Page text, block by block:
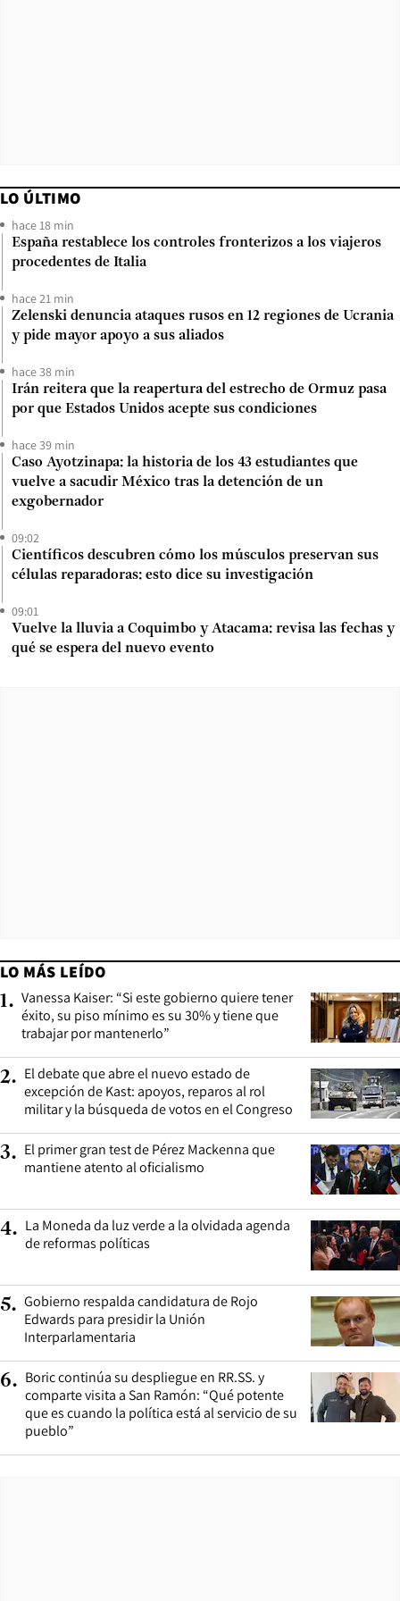
LO ÚLTIMO
hace 18 min
España restablece los controles fronterizos a los viajeros
procedentes de Italia
hace 21 min
Zelenski denuncia ataques rusos en 12 regiones de Ucrania
y pide mayor apoyo a sus aliados
hace 38 min
Irán reitera que la reapertura del estrecho de Ormuz pasa
por que Estados Unidos acepte sus condiciones
hace 39 min
Caso Ayotzinapa: la historia de los 43 estudiantes que
vuelve a sacudir México tras la detención de un
exgobernador
09:02
Científicos descubren cómo los músculos preservan sus
células reparadoras: esto dice su investigación
09:01
Vuelve la lluvia a Coquimbo y Atacama: revisa las fechas y
qué se espera del nuevo evento
LO MÁS LEÍDO
1. Vanessa Kaiser: “Si este gobierno quiere tener
éxito, su piso mínimo es su 30% y tiene que
trabajar por mantenerlo”
2. El debate que abre el nuevo estado de
excepción de Kast: apoyos, reparos al rol
militar y la búsqueda de votos en el Congreso
3. El primer gran test de Pérez Mackenna que
mantiene atento al oficialismo
4. La Moneda da luz verde a la olvidada agenda
de reformas políticas
5. Gobierno respalda candidatura de Rojo
Edwards para presidir la Unión
Interparlamentaria
6. Boric continúa su despliegue en RR.SS. y
comparte visita a San Ramón: “Qué potente
que es cuando la política está al servicio de su
pueblo”